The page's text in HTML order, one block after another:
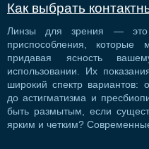
Как выбрать
Линзы для зрения — это
приспособления, которые
придавая ясность
использовании. Их
широкий спектр вариантов:
до астигматизма и
быть размытым, если
ярким и четким?